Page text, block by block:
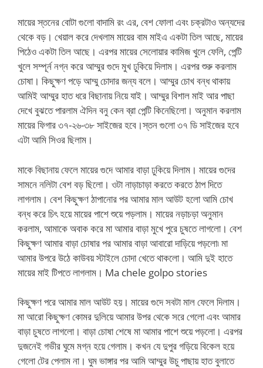
মায়ের স্তনের বোটা গুলো বাদামি রং এর, বেশ ফোলা এবং চক্রটাও অন্যদের
থেকে বড়। খেয়াল করে দেখলাম মায়ের বাম মাইএ একটা তিল আছে, মায়ের
পিঠেও একটা তিল আছে। এরপর মায়ের সেলোয়ার কামিজ খুলে ফেলি, পেন্টি
খুলে সম্পূর্ন নগ্ন করে আম্মুর গুদে মুখ ঢুকিয়ে দিলাম। এরপর শুরু করলাম
চোষা। কিছুক্ষণ পড়ে আম্মু চোদার জন্য বলে। আম্মুর চোখ বন্ধ থাকায়
আমিই আম্মুর হাত ধরে বিছানায় নিয়ে যাই। আম্মুর বিশাল মাই আর পাছা
দেখে বুঝতে পারলাম ঐদিন বনু কেন ব্রা পেন্টি কিনেছিলো। অনুমান করলাম
মায়ের ফিগার ৩৭-২৬-৩৮ সাইজের হবে।স্তন গুলো ৩৭ ডি সাইজের হবে
এটা আমি সিওর ছিলাম।
মাকে বিছানায় ফেলে মায়ের গুদে আমার বাড়া ঢুকিয়ে দিলাম। মায়ের গুদের
সামনে নলিটা বেশ বড় ছিলো। ওটা নাড়াচাড়া করতে করতে ঠাপ দিতে
লাগলাম। বেশ কিছুক্ষণ ঠাপানোর পর আমার মাল আউট হলো আমি চোখ
বন্ধ করে চিৎ হয়ে মায়ের পাশে শুয়ে পড়লাম। মায়ের নড়াচড়া অনুমান
করলাম, আমাকে অবাক করে মা আমার বাড়া মুখে পুরে চুষতে লাগলো। বেশ
কিছুক্ষণ আমার বাড়া চোষার পর আমার বাড়া আবারো দাড়িয়ে পড়লো৷ মা
আমার উপরে উঠে কাউবয় স্টাইলে চোদা খেতে থাকলো। আমি দুই হাতে
মায়ের মাই টিপতে লাগলাম। Ma chele golpo stories
কিছুক্ষণ পরে আমার মাল আউট হয়। মায়ের গুদে সবটা মাল ফেলে দিলাম।
মা আরো কিছুক্ষণ কোমর দুলিয়ে আমার উপর থেকে সরে গেলো এবং আমার
বাড়া চুষতে লাগলো। বাড়া চোষা শেষে মা আমার পাশে শুয়ে পড়লো। এরপর
দুজনেই গভীর ঘুমে মগ্ন হয়ে গেলাম। কখন যে দুপুর গড়িয়ে বিকেল হয়ে
গেলো টের পেলাম না। ঘুম ভাঙ্গার পর আমি আম্মুর উচু পাছায় হাত বুলাতে